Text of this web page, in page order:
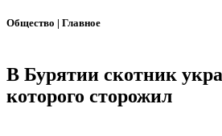
Общество | Главное
В Бурятии скотник
которого сторожил